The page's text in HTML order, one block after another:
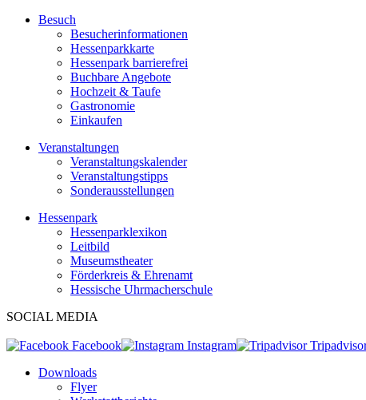
Besuch
Besucherinformationen
Hessenparkkarte
Hessenpark barrierefrei
Buchbare Angebote
Hochzeit & Taufe
Gastronomie
Einkaufen
Veranstaltungen
Veranstaltungskalender
Veranstaltungstipps
Sonderausstellungen
Hessenpark
Hessenparklexikon
Leitbild
Museumstheater
Förderkreis & Ehrenamt
Hessische Uhrmacherschule
SOCIAL MEDIA
Facebook Instagram
Downloads
Flyer